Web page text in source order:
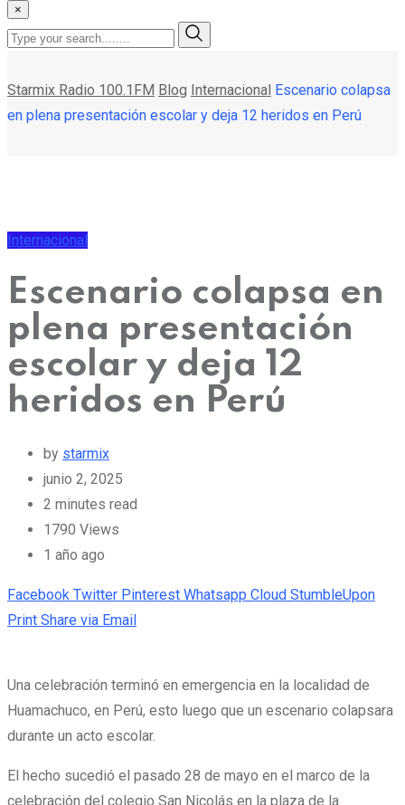
×
Starmix Radio 100.1FM Blog Internacional Escenario colapsa
en plena presentación escolar y deja 12 heridos en Perú
Internacional
Escenario colapsa en
plena presentación
escolar y deja 12
heridos en Perú
by starmix
junio 2, 2025
2 minutes read
1790 Views
1 año ago
Facebook Twitter Pinterest Whatsapp Cloud StumbleUpon
Print Share via Email
Una celebración terminó en emergencia en la localidad de
Huamachuco, en Perú, esto luego que un escenario colapsara
durante un acto escolar.
El hecho sucedió el pasado 28 de mayo en el marco de la
celebración del colegio San Nicolás en la plaza de la